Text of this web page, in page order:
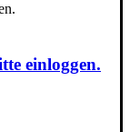
einloggen.